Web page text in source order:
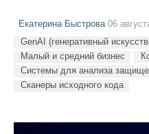
Екатерина Быстрова06
GenAI (генеративный
Малый и средний бизнес
Системы для анализа
Сканеры исходного кода